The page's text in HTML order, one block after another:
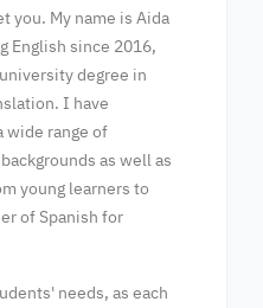
you. My name is Aida
English since 2016,
degree in
I have
wide range of
as well as
young learners to
of Spanish for
needs, as each